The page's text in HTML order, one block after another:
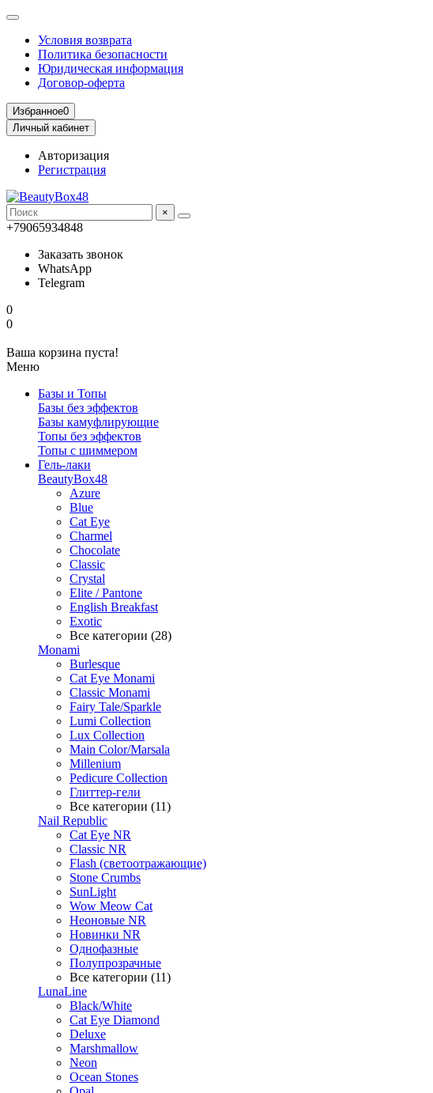
Условия возврата
Политика безопасности
Юридическая информация
Договор-оферта
Избранное0
Личный кабинет
Авторизация
Регистрация
×
+79065934848
Заказать звонок
WhatsApp
Telegram
0
0
Ваша корзина пуста!
Меню
Базы и Топы
Базы без эффектов
Базы камуфлирующие
Топы без эффектов
Топы с шиммером
Гель-лаки
BeautyBox48
Azure
Blue
Cat Eye
Charmel
Chocolate
Classic
Crystal
Elite / Pantone
English Breakfast
Exotic
Все категории (28)
Monami
Burlesque
Cat Eye Monami
Classic Monami
Fairy Tale/Sparkle
Lumi Collection
Lux Collection
Main Color/Marsala
Millenium
Pedicure Collection
Глиттер-гели
Все категории (11)
Nail Republic
Cat Eye NR
Classic NR
Flash (светоотражающие)
Stone Crumbs
SunLight
Wow Meow Cat
Неоновые NR
Новинки NR
Однофазные
Полупрозрачные
Все категории (11)
LunaLine
Black/White
Cat Eye Diamond
Deluxe
Marshmallow
Neon
Ocean Stones